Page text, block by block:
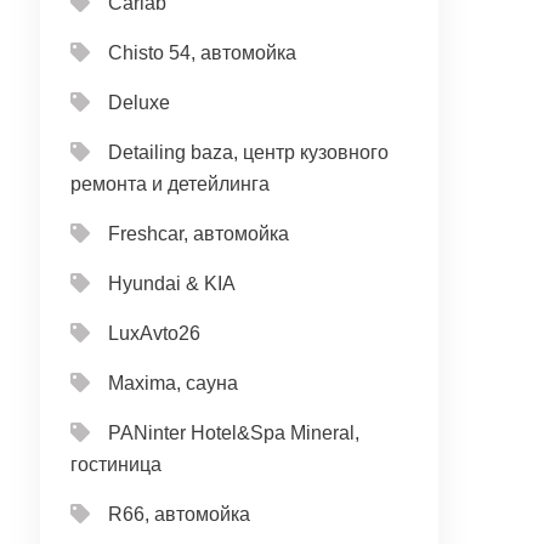
Chisto 54, автомойка
Deluxe
Detailing baza, центр кузовного
ремонта и детейлинга
Freshcar, автомойка
Hyundai & KIA
LuxAvto26
Maxima, сауна
PANinter Hotel&Spa Mineral,
гостиница
R66, автомойка